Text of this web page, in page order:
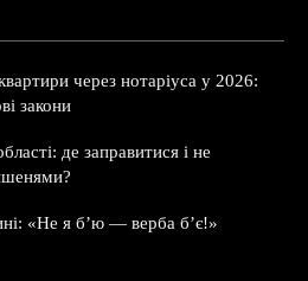
через нотаріуса у 2026:
закони
де заправитися і не
«Не я б’ю — верба б’є!»